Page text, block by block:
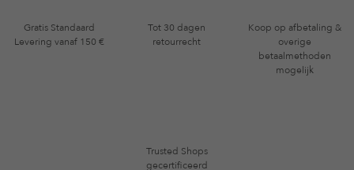
Gratis Standaard
Levering vanaf 150 €
Tot 30 dagen
retourrecht
Koop op afbetaling &
overige
betaalmethoden
mogelijk
Trusted Shops
gecertificeerd